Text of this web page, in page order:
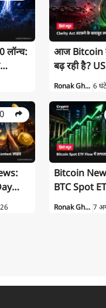
लॉन्च:
आज Bitcoin
बढ़ रही है?
का हुआ असर
Ronak Gh... 6
0
Bitcoin
BTC Spot
लगातार चौथे
Ronak Gh... 7